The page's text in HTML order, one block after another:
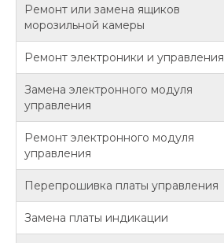
Ремонт или замена ящиков
морозильной камеры
Ремонт электроники и управления
Замена электронного модуля
управления
Ремонт электронного модуля
управления
Перепрошивка платы управления
Замена платы индикации